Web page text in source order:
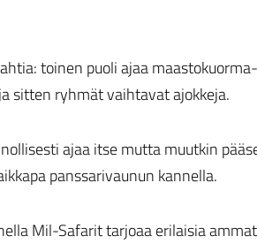
toinen puoli ajaa
sitten ryhmät vaihtavat ajokkeja.
ajaa itse mutta muutkin
panssarivaunun kannella.
Mil-Safarit tarjoaa erilaisia